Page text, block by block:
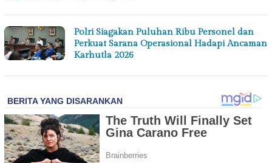
Polri Siagakan Puluhan Ribu Personel dan
Perkuat Sarana Operasional Hadapi Ancaman
Karhutla 2026